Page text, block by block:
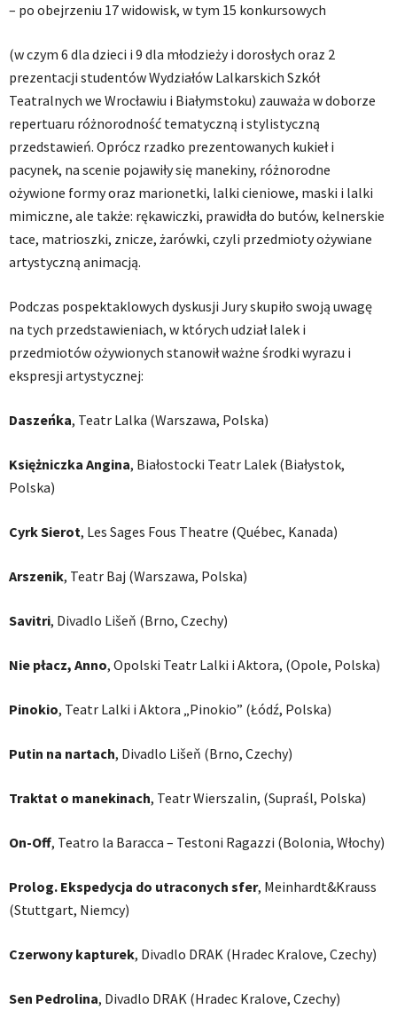
– po obejrzeniu 17 widowisk, w tym 15 konkursowych
(w czym 6 dla dzieci i 9 dla młodzieży i dorosłych oraz 2
prezentacji studentów Wydziałów Lalkarskich Szkół
Teatralnych we Wrocławiu i Białymstoku) zauważa w doborze
repertuaru różnorodność tematyczną i stylistyczną
przedstawień. Oprócz rzadko prezentowanych kukieł i
pacynek, na scenie pojawiły się manekiny, różnorodne
ożywione formy oraz marionetki, lalki cieniowe, maski i lalki
mimiczne, ale także: rękawiczki, prawidła do butów, kelnerskie
tace, matrioszki, znicze, żarówki, czyli przedmioty ożywiane
artystyczną animacją.
Podczas pospektaklowych dyskusji Jury skupiło swoją uwagę
na tych przedstawieniach, w których udział lalek i
przedmiotów ożywionych stanowił ważne środki wyrazu i
ekspresji artystycznej:
Daszeńka, Teatr Lalka (Warszawa, Polska)
Księżniczka Angina, Białostocki Teatr Lalek (Białystok,
Polska)
Cyrk Sierot, Les Sages Fous Theatre (Québec, Kanada)
Arszenik, Teatr Baj (Warszawa, Polska)
Savitri, Divadlo Lišeň (Brno, Czechy)
Nie płacz, Anno, Opolski Teatr Lalki i Aktora, (Opole, Polska)
Pinokio, Teatr Lalki i Aktora „Pinokio” (Łódź, Polska)
Putin na nartach, Divadlo Lišeň (Brno, Czechy)
Traktat o manekinach, Teatr Wierszalin, (Supraśl, Polska)
On-Off, Teatro la Baracca – Testoni Ragazzi (Bolonia, Włochy)
Prolog. Ekspedycja do utraconych sfer, Meinhardt&Krauss
(Stuttgart, Niemcy)
Czerwony kapturek, Divadlo DRAK (Hradec Kralove, Czechy)
Sen Pedrolina, Divadlo DRAK (Hradec Kralove, Czechy)